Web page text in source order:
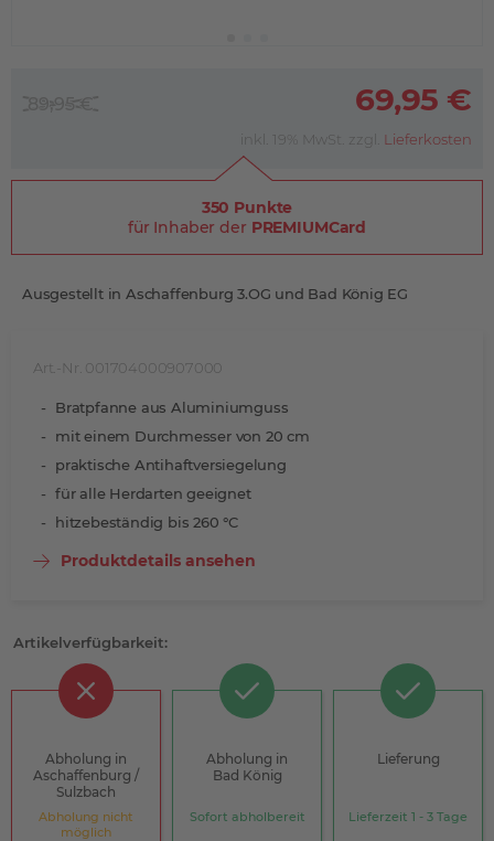
Art.-Nr. 001704000907000
Bratpfanne aus Aluminiumguss
mit einem Durchmesser von 20 cm
praktische Antihaftversiegelung
für alle Herdarten geeignet
hitzebeständig bis 260 °C
Produktdetails ansehen
Artikelverfügbarkeit:
Abholung in
Aschaffenburg /
Sulzbach
Abholung nicht
möglich
Abholung in
Bad König
Sofort abholbereit
Lieferung
Lieferzeit 1 - 3 Tage
69,95 €
inkl. 19% MwSt. zzgl. Lieferkosten
350 Punkte
für Inhaber der PREMIUMCard
Ausgestellt in Aschaffenburg 3.OG und Bad König EG